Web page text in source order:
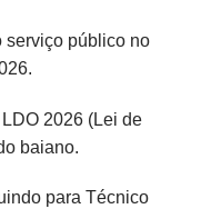
serviço público no
2026 (Lei de
baiano.
para Técnico